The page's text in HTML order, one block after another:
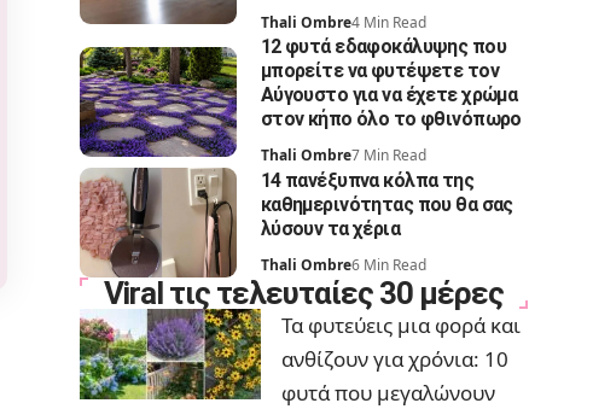
Thali Ombre4 Min Read
12 φυτά εδαφοκάλυψης που
μπορείτε να φυτέψετε τον
Αύγουστο για να έχετε χρώμα
στον κήπο όλο το φθινόπωρο
Thali Ombre7 Min Read
14 πανέξυπνα κόλπα της
καθημερινότητας που θα σας
λύσουν τα χέρια
Thali Ombre6 Min Read
Viral τις τελευταίες 30 μέρες
Τα φυτεύεις μια φορά και
ανθίζουν για χρόνια: 10
φυτά που μεγαλώνουν